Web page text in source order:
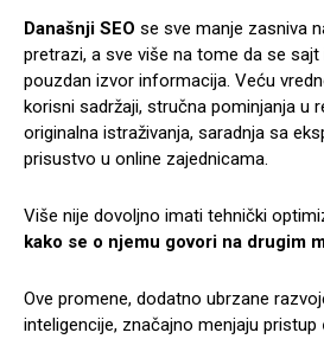
Današnji SEO se sve manje zasniva
pretrazi, a sve više na tome da se
pouzdan izvor informacija. Veću
korisni sadržaji, stručna pominjanja u
originalna istraživanja, saradnja sa
prisustvo u online zajednicama.
Više nije dovoljno imati tehnički
kako se o njemu govori na drugim
Ove promene, dodatno ubrzane
inteligencije, značajno menjaju pristup